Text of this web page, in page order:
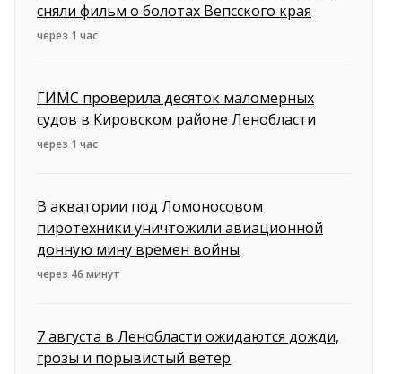
сняли фильм о болотах Вепсского края
через 1 час
ГИМС проверила десяток маломерных
судов в Кировском районе Ленобласти
через 1 час
В акватории под Ломоносовом
пиротехники уничтожили авиационной
донную мину времен войны
через 46 минут
7 августа в Ленобласти ожидаются дожди,
грозы и порывистый ветер